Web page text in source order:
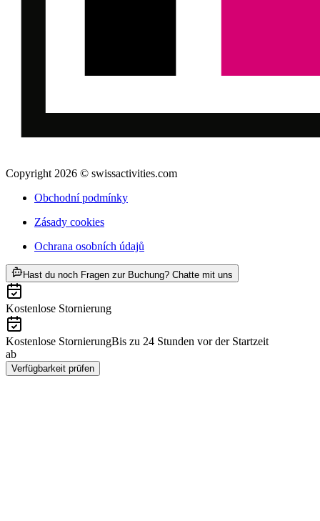
Copyright 2026 © swissactivities.com
Obchodní podmínky
Zásady cookies
Ochrana osobních údajů
Hast du noch Fragen zur Buchung? Chatte mit uns
Kostenlose Stornierung
Kostenlose StornierungBis zu 24 Stunden vor der Startzeit
ab
Verfügbarkeit prüfen